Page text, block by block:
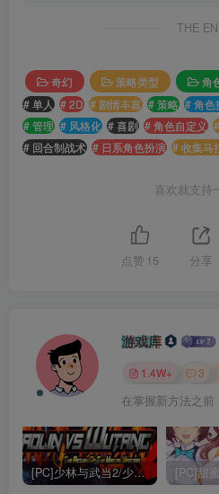
THE
奇幻 策略类型
角
# 单人 # 2D # 剧情丰富 # 策略 # 角色
# 管理 # 风格化 # 喜剧 # 角色自定义
# 回合制战术 # 日系角色扮演 # 收集马
喜欢就支持
点赞 15 分享
游戏库
1.4W+ 3
在掌握新方法之前
[PC]少林与武当2/少林vs武当2/Shaolin vs Wutang 2